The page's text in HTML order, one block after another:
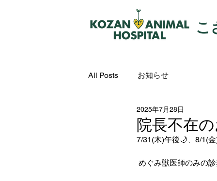
こ
All Posts お知らせ
院長不在
2025年7月28日
7/31(木)午後🌙、8/1(
めぐみ獣医師のみの